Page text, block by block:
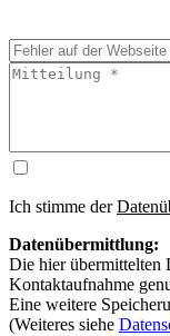
Ich stimme der
Datenübermittlung:
Die hier übermittelten
Kontaktaufnahme
Eine weitere
(Weiteres siehe